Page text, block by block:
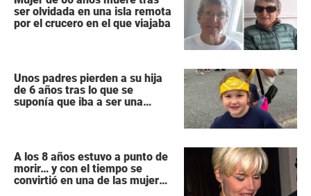
ser olvidada en una isla remota
por el crucero en el que viajaba
Unos padres pierden a su hija
de 6 años tras lo que se
suponía que iba a ser una
A los 8 años estuvo a punto de
morir… y con el tiempo se
convirtió en una de las mujeres